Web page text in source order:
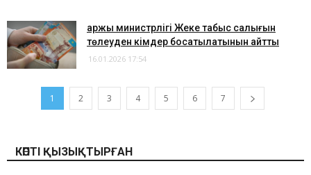
Қаржы министрлігі Жеке табыс салығын
төлеуден кімдер босатылатынын айтты
16.01.2026 17:54
1 2 3 4 5 6 7
КӨПТІ ҚЫЗЫҚТЫРҒАН